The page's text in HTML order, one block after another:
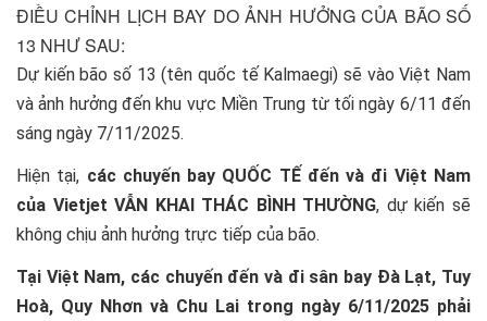
ĐIỀU CHỈNH LỊCH BAY DO ẢNH HƯỞNG CỦA BÃO SỐ
13 NHƯ SAU:
Dự kiến bão số 13 (tên quốc tế Kalmaegi) sẽ vào Việt Nam
và ảnh hưởng đến khu vực Miền Trung từ tối ngày 6/11 đến
sáng ngày 7/11/2025.
Hiện tại, các chuyến bay QUỐC TẾ đến và đi Việt Nam
của Vietjet VẪN KHAI THÁC BÌNH THƯỜNG, dự kiến sẽ
không chịu ảnh hưởng trực tiếp của bão.
Tại Việt Nam, các chuyến đến và đi sân bay Đà Lạt, Tuy
Hoà, Quy Nhơn và Chu Lai trong ngày 6/11/2025 phải